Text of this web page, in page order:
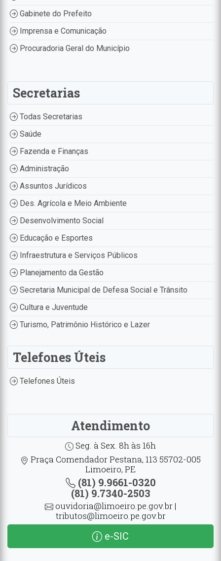
Gabinete do Prefeito
Imprensa e Comunicação
Procuradoria Geral do Município
Secretarias
Todas Secretarias
Saúde
Fazenda e Finanças
Administração
Assuntos Jurídicos
Des. Agrícola e Meio Ambiente
Desenvolvimento Social
Educação e Esportes
Infraestrutura e Serviços Públicos
Planejamento da Gestão
Secretaria Municipal de Defesa Social e Trânsito
Cultura e Juventude
Turismo, Patrimônio Histórico e Lazer
Telefones Úteis
Telefones Úteis
Atendimento
Seg. à Sex. 8h às 16h
Praça Comendador Pestana, 113 55702-005
Limoeiro, PE
(81) 9.9661-0320
(81) 9.7340-2503
ouvidoria@limoeiro.pe.gov.br |
tributos@limoeiro.pe.gov.br
e-SIC